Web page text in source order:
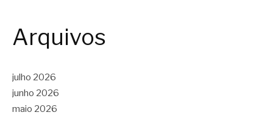
Arquivos
julho 2026
junho 2026
maio 2026